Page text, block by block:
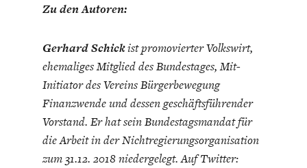
Zu den Autoren:
Gerhard Schickist promovierter Volkswirt,
ehemaliges Mitglied des Bundestages, Mit-
Initiator des Vereins Bürgerbewegung
Finanzwende und dessen geschäftsführender
Vorstand. Er hat sein Bundestagsmandat für
die Arbeit in der Nichtregierungsorganisation
zum 31.12. 2018 niedergelegt. Auf Twitter: